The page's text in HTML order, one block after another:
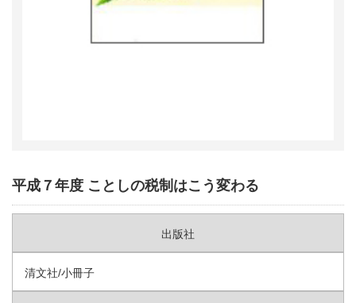
平成７年度 ことしの税制はこう変わる
出版社
清文社/小冊子